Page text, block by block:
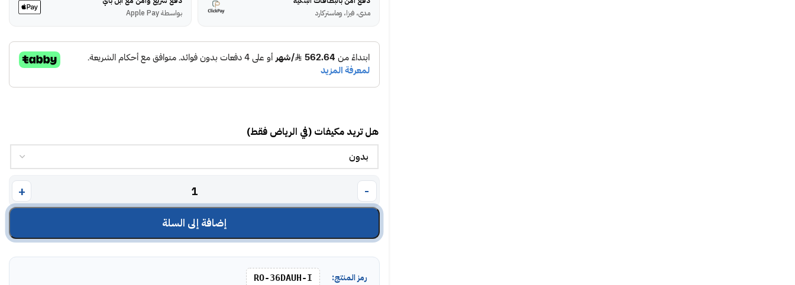
مدى، فيزا، وماستركارد
بواسطة Apple Pay
هل تريد مكيفات (في الرياض فقط)
إضافة إلى السلة
رمز المنتج: RO-36DAUH-I